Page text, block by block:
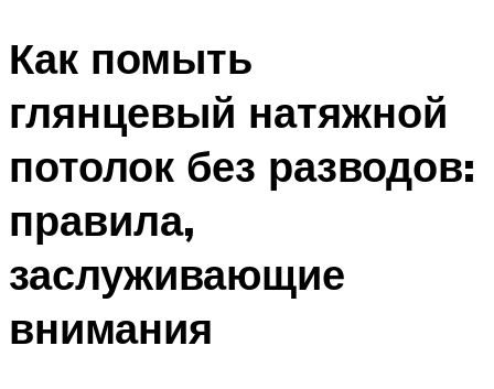
Как помыть
глянцевый натяжной
потолок без разводов:
правила,
заслуживающие
внимания